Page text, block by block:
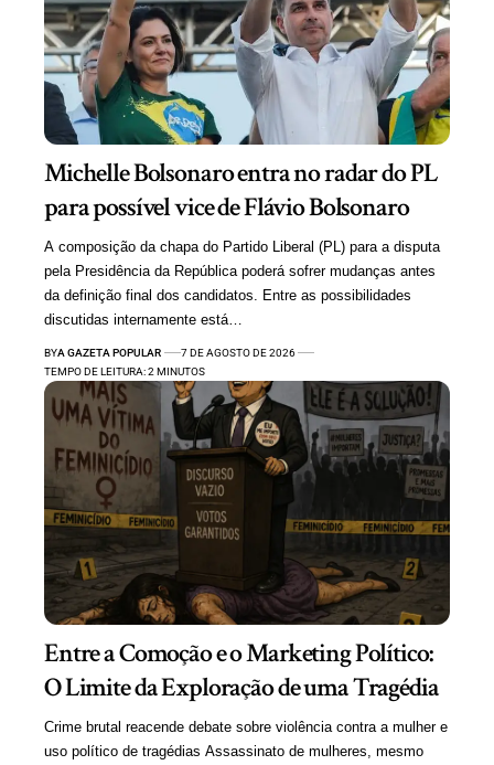
Michelle Bolsonaro entra no radar do PL
para possível vice de Flávio Bolsonaro
A composição da chapa do Partido Liberal (PL) para a disputa
pela Presidência da República poderá sofrer mudanças antes
da definição final dos candidatos. Entre as possibilidades
discutidas internamente está…
BYA GAZETA POPULAR
7 DE AGOSTO DE 2026
TEMPO DE LEITURA: 2 MINUTOS
Entre a Comoção e o Marketing Político:
O Limite da Exploração de uma Tragédia
Crime brutal reacende debate sobre violência contra a mulher e
uso político de tragédias Assassinato de mulheres, mesmo